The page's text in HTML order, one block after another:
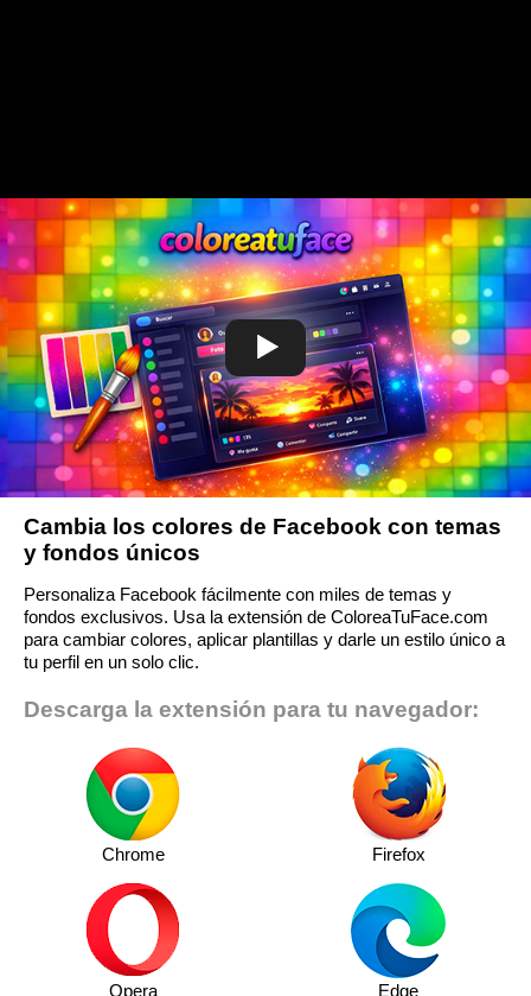
Cambia los colores de Facebook con temas
y fondos únicos
Personaliza Facebook fácilmente con miles de temas y
fondos exclusivos. Usa la extensión de ColoreaTuFace.com
para cambiar colores, aplicar plantillas y darle un estilo único a
tu perfil en un solo clic.
Descarga la extensión para tu navegador:
Chrome Firefox
Opera Edge